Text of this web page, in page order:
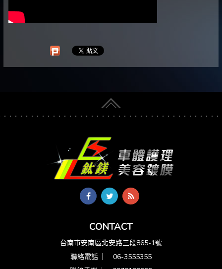
CONTACT
台南市安南區北安路三段865-1號
聯絡電話 ︳ 06-3555355